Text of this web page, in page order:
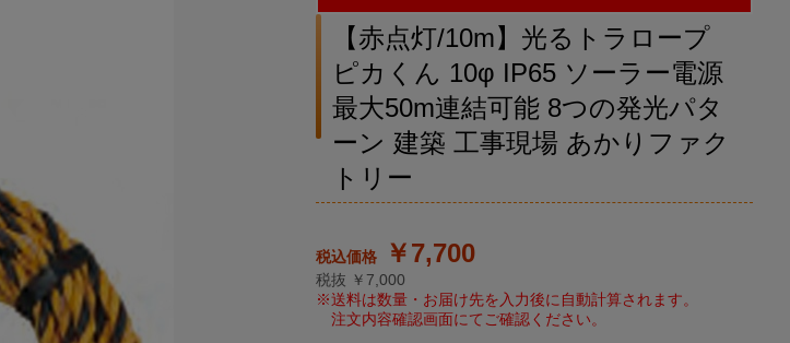
【赤点灯/10m】光るトラロープ
ピカくん 10φ IP65 ソーラー電源
最大50m連結可能 8つの発光パタ
ーン 建築 工事現場 あかりファク
トリー
￥7,700
税抜 ￥7,000